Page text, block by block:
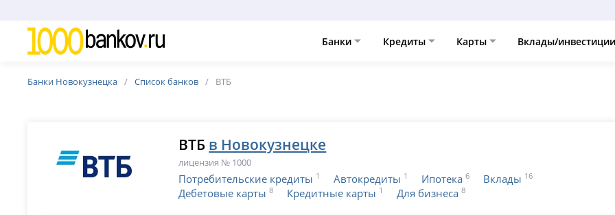
Банки Кредиты Карты Вклады/
Банки Новокузнецка Список банков ВТБ
ВТБ в Новокузнецке
лицензия № 1000
Потребительские кредиты 1 Автокредиты 1 Ипотека 6 Вклады 16
Дебетовые карты 8 Кредитные карты 1 Для бизнеса 8